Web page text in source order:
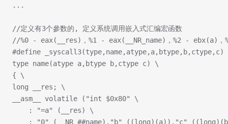
...
//定义有3个參数的, 定义系统调用嵌入式汇编宏函数
//%0 - eax(__res)，%1 - eax(__NR_name)，%2 - ebx(a)
#define
type name(atype a,btype b,ctype c) \
{ \
long __res; \
__asm__ volatile ("int $0x80" \
: "=a" (__res) \
: "0" (__NR_##name),"b" ((long)(a)),"c"